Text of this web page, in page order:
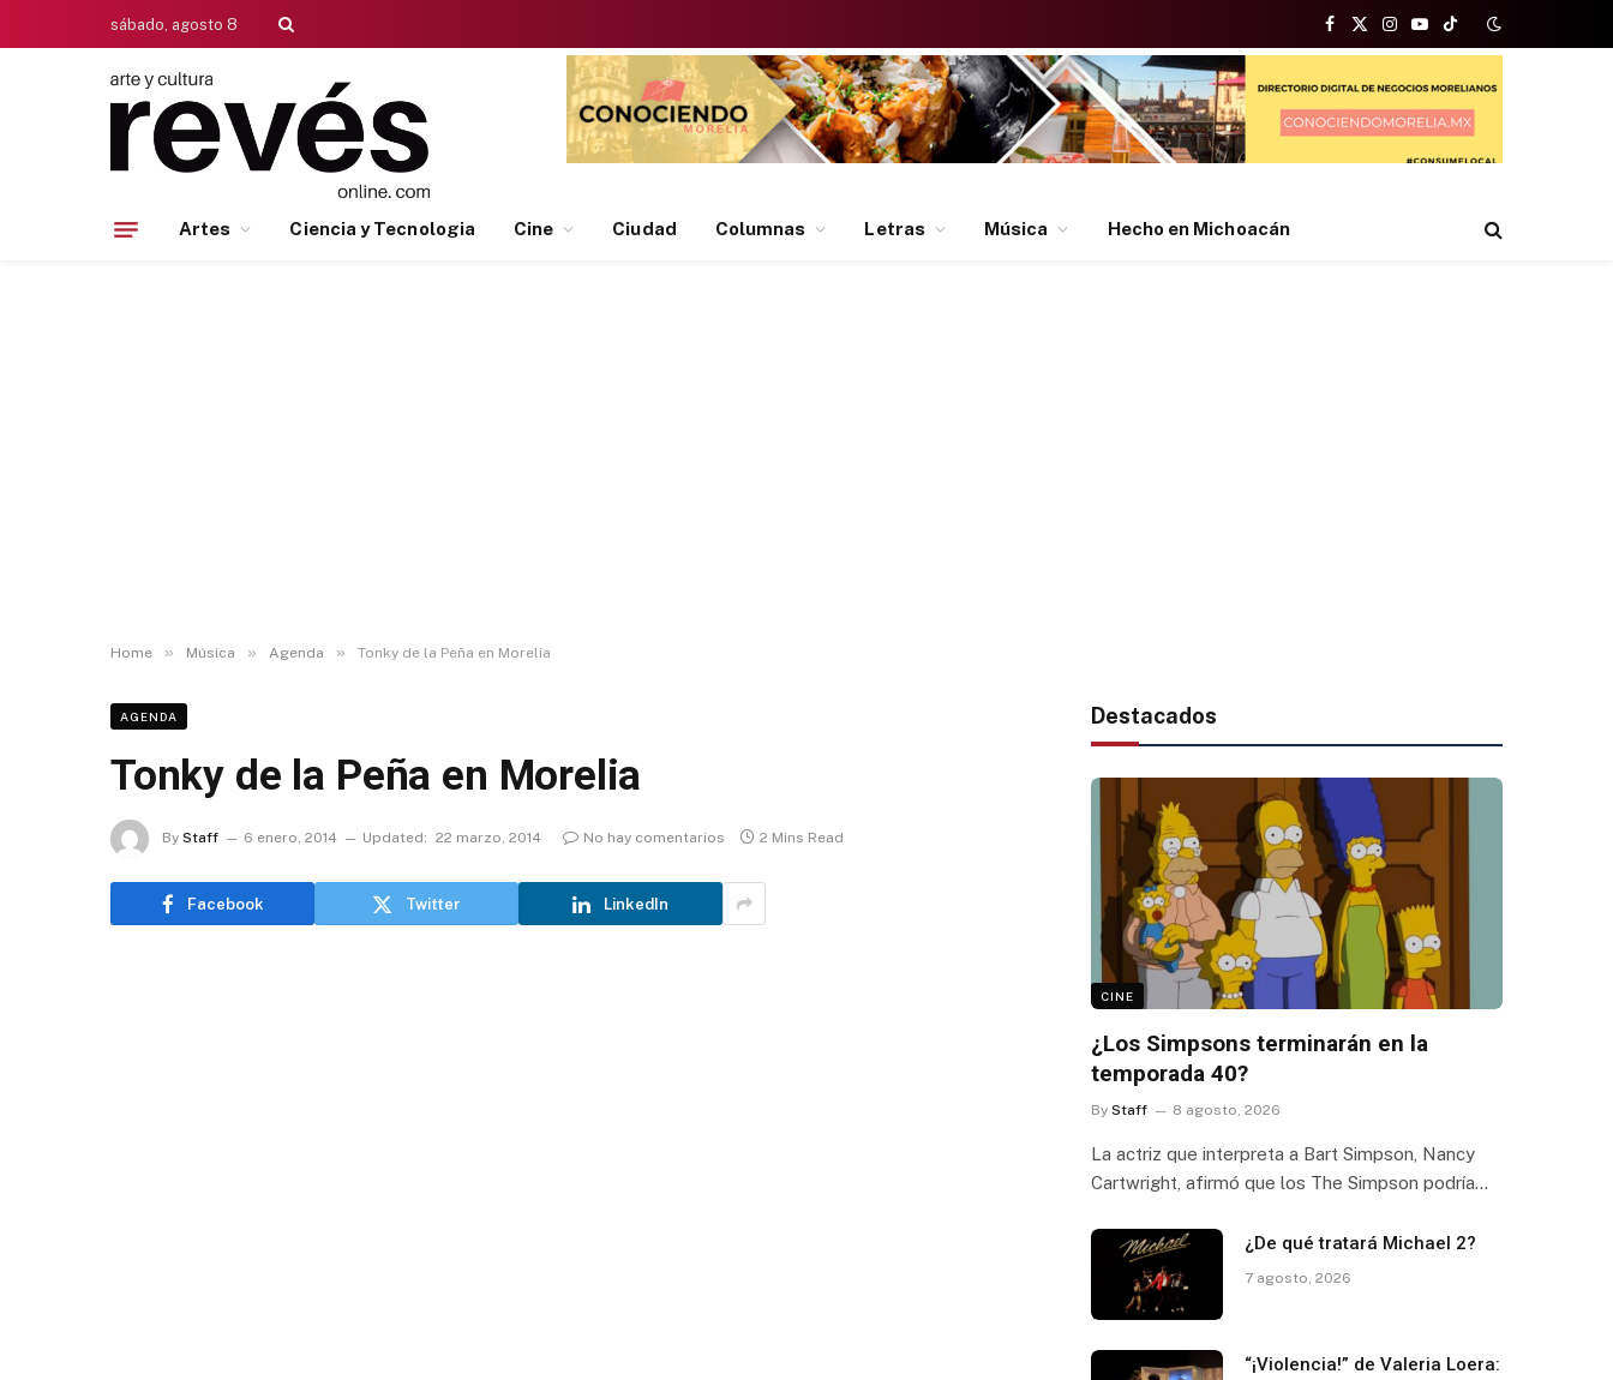
sábado, agosto 8
Facebook
X
(Twitter)
Instagram
YouTubeTikTok
Artes Ciencia y Tecnologia Cine Ciudad Columnas Letras Música Hecho en Michoacán
Home » Música » Agenda » Tonky de la Peña en Morelia
AGENDA
Tonky de la Peña en Morelia
By Staff 6 enero, 2014 Updated: 22 marzo, 2014 No hay comentarios 2 Mins Read
Facebook Twitter LinkedIn
Destacados
CINE
¿Los Simpsons terminarán en la
temporada 40?
By Staff 8 agosto, 2026
La actriz que interpreta a Bart Simpson, Nancy
Cartwright, afirmó que los The Simpson podría…
¿De qué tratará Michael 2?
7 agosto, 2026
“¡Violencia!” de Valeria Loera: